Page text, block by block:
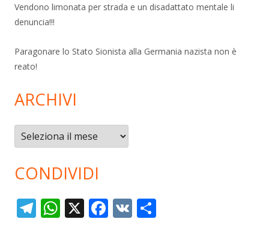
Vendono limonata per strada e un disadattato mentale li
denuncia!!!
Paragonare lo Stato Sionista alla Germania nazista non è
reato!
ARCHIVI
Archivi
CONDIVIDI
T W X F V